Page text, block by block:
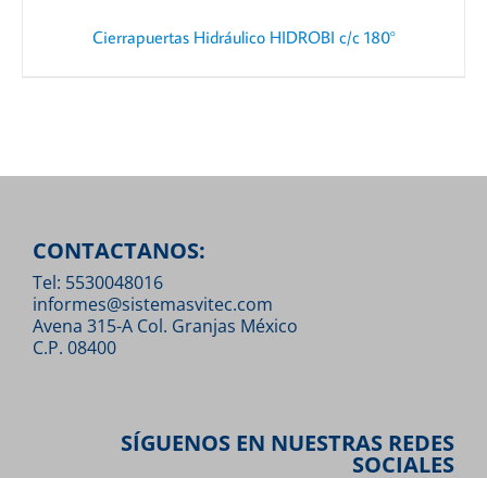
Cierrapuertas Hidráulico HIDROBI c/c 180°
CONTACTANOS:
Tel: 5530048016
informes@sistemasvitec.com
Avena 315-A Col. Granjas México
C.P. 08400
SÍGUENOS EN NUESTRAS REDES
SOCIALES